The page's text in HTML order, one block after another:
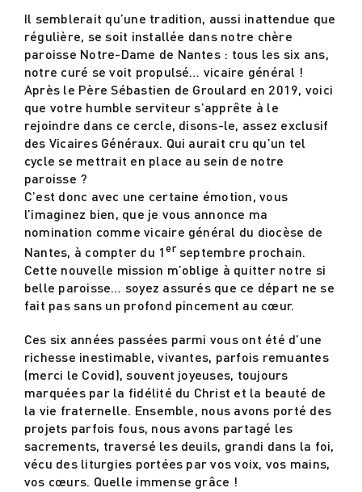
Actualités
Contact
Il semblerait qu’une tradition, aussi inattendue que
régulière, se soit installée dans notre chère
paroisse Notre-Dame de Nantes : tous les six ans,
notre curé se voit propulsé… vicaire général !
Après le Père Sébastien de Groulard en 2019, voici
que votre humble serviteur s’apprête à le
rejoindre dans ce cercle, disons-le, assez exclusif
des Vicaires Généraux. Qui aurait cru qu’un tel
cycle se mettrait en place au sein de notre
paroisse ?
C’est donc avec une certaine émotion, vous
l’imaginez bien, que je vous annonce ma
nomination comme vicaire général du diocèse de
Nantes, à compter du 1erseptembre prochain.
Cette nouvelle mission m’oblige à quitter notre si
belle paroisse… soyez assurés que ce départ ne se
fait pas sans un profond pincement au cœur.
Ces six années passées parmi vous ont été d’une
richesse inestimable, vivantes, parfois remuantes
(merci le Covid), souvent joyeuses, toujours
marquées par la fidélité du Christ et la beauté de
la vie fraternelle. Ensemble, nous avons porté des
projets parfois fous, nous avons partagé les
sacrements, traversé les deuils, grandi dans la foi,
vécu des liturgies portées par vos voix, vos mains,
vos cœurs. Quelle immense grâce !